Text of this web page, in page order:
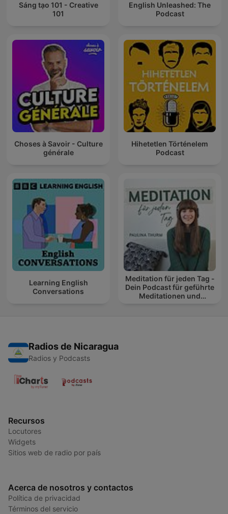
Sáng tạo 101 - Creative
101
English Unleashed: The
Podcast
Choses à Savoir - Culture
générale
Hihetetlen Történelem
Podcast
Learning English
Conversations
Meditation für jeden Tag -
Dein Podcast für geführte
Meditationen und
Radios de Nicaragua
Radios y Podcasts
Recursos
Locutores
Widgets
Sitios web de radio por país
Acerca de nosotros y contactos
Política de privacidad
Términos del servicio